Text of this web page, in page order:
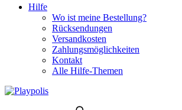
Hilfe
Wo ist meine Bestellung?
Rücksendungen
Versandkosten
Zahlungsmöglichkeiten
Kontakt
Alle Hilfe-Themen